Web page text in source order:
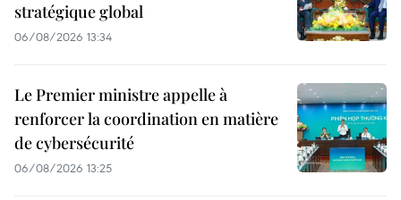
stratégique global
06/08/2026 13:34
Le Premier ministre appelle à
renforcer la coordination en matière
de cybersécurité
06/08/2026 13:25